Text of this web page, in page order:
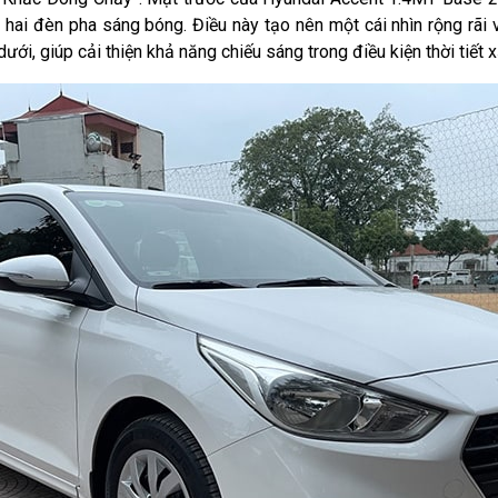
đèn pha sáng bóng. Điều này tạo nên một cái nhìn rộng rãi
giúp cải thiện khả năng chiếu sáng trong điều kiện thời tiết